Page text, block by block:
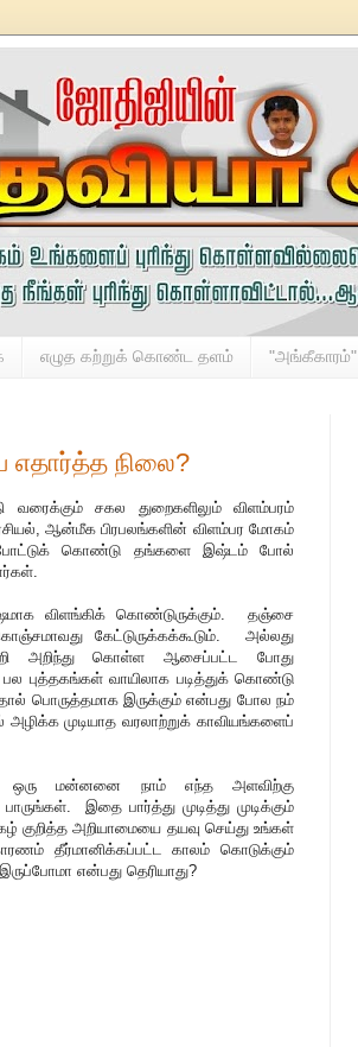
எழுத கற்றுக் கொண்ட தளம் "அங்கீகாரம்"
நிலை?
சகல துறைகளிலும் விளம்பரம்
ஆன்மீக பிரபலங்களின் விளம்பர மோகம்
போட்டுக் கொண்டு தங்களை இஷ்டம் போல்
விளங்கிக் கொண்டுருக்கும். தஞ்சை
கேட்டுருக்கக்கூடும். அல்லது
அறிந்து கொள்ள ஆசைப்பட்ட போது
புத்தகங்கள் வாயிலாக படித்துக் கொண்டு
பொருத்தமாக இருக்கும் என்பது போல நம்
முடியாத வரலாற்றுக் காவியங்களைப்
ஒரு மன்னனை நாம் எந்த அளவிற்கு
இதை பார்த்து முடித்து முடிக்கும்
குறித்த அறியாமையை தயவு செய்து உங்கள்
தீர்மானிக்கப்பட்ட காலம் கொடுக்கும்
என்பது தெரியாது?